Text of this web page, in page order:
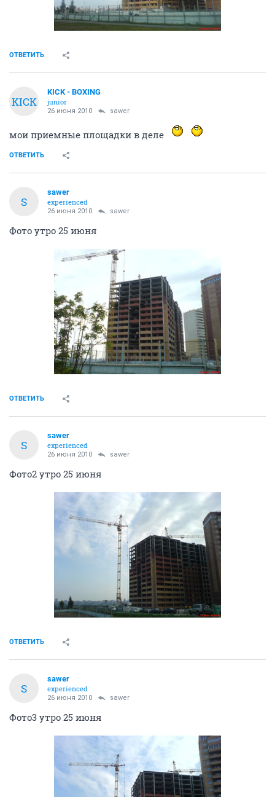
ОТВЕТИТЬ
KICK
KICK - BOXING
junior
26 июня 2010 sawer
мои приемные площадки в деле
ОТВЕТИТЬ
S
sawer
experienced
26 июня 2010 sawer
Фото утро 25 июня
ОТВЕТИТЬ
S
sawer
experienced
26 июня 2010 sawer
Фото2 утро 25 июня
ОТВЕТИТЬ
S
sawer
experienced
26 июня 2010 sawer
Фото3 утро 25 июня